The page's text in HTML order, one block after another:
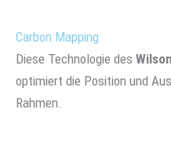
Carbon Mapping
Diese Technologie des
optimiert die Position und
Rahmen.